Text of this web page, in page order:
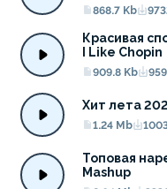
868.7 Kb
Красивая
I Like Chopin
909.8 Kb
Хит лета
1.24 Mb
Топовая
Mashup